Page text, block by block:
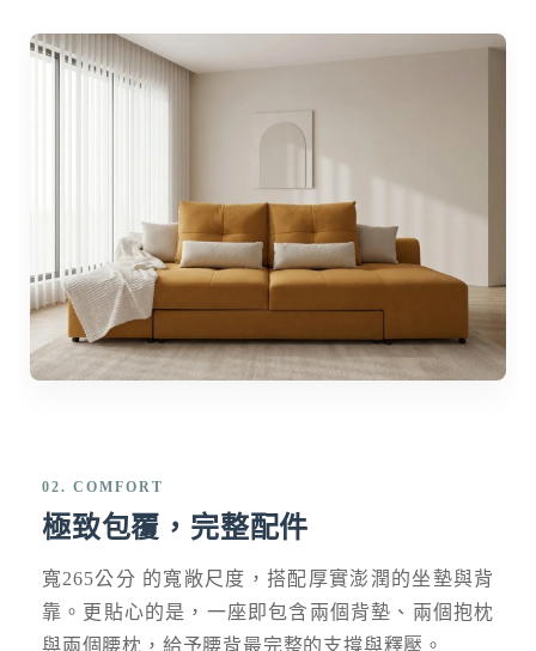
02. COMFORT
極致包覆，完整配件
寬265公分 的寬敞尺度，搭配厚實澎潤的坐墊與背
靠。更貼心的是，一座即包含兩個背墊、兩個抱枕
與兩個腰枕，給予腰背最完整的支撐與釋壓。